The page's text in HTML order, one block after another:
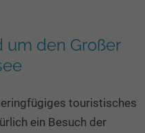
um den Großer
touristisches
ein Besuch der